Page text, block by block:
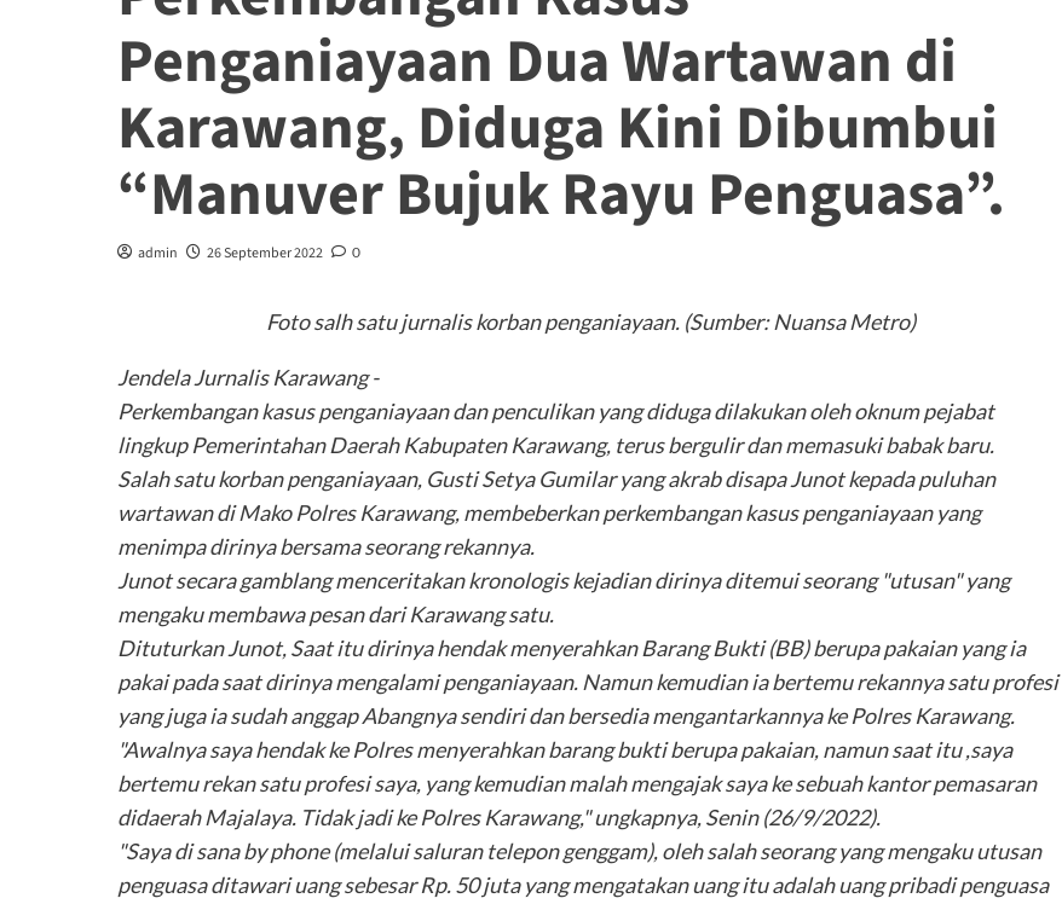
Penganiayaan Dua Wartawan di
Karawang, Diduga Kini Dibumbui
“Manuver Bujuk Rayu Penguasa”.
admin 26 September 2022 0
Foto salh satu jurnalis korban penganiayaan. (Sumber: Nuansa Metro)
Jendela Jurnalis Karawang -
Perkembangan kasus penganiayaan dan penculikan yang diduga dilakukan oleh oknum pejabat
lingkup Pemerintahan Daerah Kabupaten Karawang, terus bergulir dan memasuki babak baru.
Salah satu korban penganiayaan, Gusti Setya Gumilar yang akrab disapa Junot kepada puluhan
wartawan di Mako Polres Karawang, membeberkan perkembangan kasus penganiayaan yang
menimpa dirinya bersama seorang rekannya.
Junot secara gamblang menceritakan kronologis kejadian dirinya ditemui seorang "utusan" yang
mengaku membawa pesan dari Karawang satu.
Dituturkan Junot, Saat itu dirinya hendak menyerahkan Barang Bukti (BB) berupa pakaian yang ia
pakai pada saat dirinya mengalami penganiayaan. Namun kemudian ia bertemu rekannya satu profesi
yang juga ia sudah anggap Abangnya sendiri dan bersedia mengantarkannya ke Polres Karawang.
"Awalnya saya hendak ke Polres menyerahkan barang bukti berupa pakaian, namun saat itu ,saya
bertemu rekan satu profesi saya, yang kemudian malah mengajak saya ke sebuah kantor pemasaran
didaerah Majalaya. Tidak jadi ke Polres Karawang," ungkapnya, Senin (26/9/2022).
"Saya di sana by phone (melalui saluran telepon genggam), oleh salah seorang yang mengaku utusan
penguasa ditawari uang sebesar Rp. 50 juta yang mengatakan uang itu adalah uang pribadi penguasa